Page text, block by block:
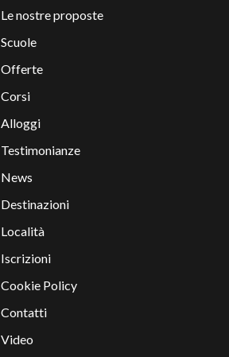
Le nostre proposte
Scuole
Offerte
Corsi
Alloggi
Testimonianze
News
Destinazioni
Località
Iscrizioni
Cookie Policy
Contatti
Video